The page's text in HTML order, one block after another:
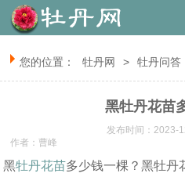
您的位置： 牡丹网 > 牡丹问答
黑牡丹花苗
发布时间：2023-
作者：曹峰
黑牡丹花苗多少钱一棵？黑牡丹